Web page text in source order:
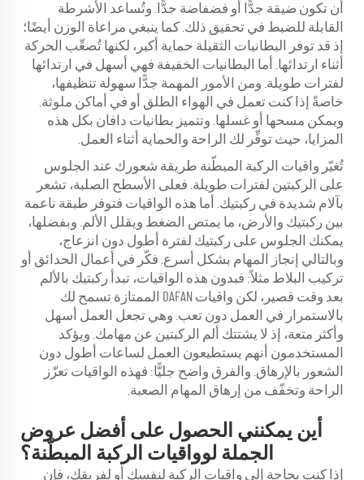
أن تكون ضيقة جدًّا أو فضفاضة جدًّا. وتُساعد الأشرطة
القابلة للضبط في تحقيق ذلك. كما ينبغي مراعاة الوزن أيضًا؛
إذ قد توفر البطانيات الثقيلة حماية أكبر، لكنها تُصعِّب الحركة
أثناء ارتدائها. أما البطانيات الخفيفة فهي أسهل في ارتدائها
لفترات طويلة. ومن الأمور المهمة جدًّا سهولة تنظيفها،
خاصةً إذا كنت تعمل في الهواء الطلق أو في أماكن ملوثة.
ويمكن مسحها أو غسلها. وتتميز بطانيات دافان بكل هذه
المزايا، حيث توفِّر لك الراحة والحماية أثناء العمل.
تُغيّر واقيات الركبة المبطّنة طريقة شعورك عند الجلوس
على الركبتين لفترات طويلة. فعلى الأسطح الصلبة، تشعر
بآلام شديدة في ركبتيك. أما هذه الواقيات فتوفر طبقة ناعمة
بين ركبتيك والأرض، ما يمتص الضغط ويقلل الألم. وبفضلها،
يمكنك الجلوس على ركبتيك لفترة أطول دون انزعاج،
وبالتالي إنجاز المهام بشكل أسرع. فكّر في أعمال الحدائق أو
تركيب البلاط مثلاً: فبدون هذه الواقيات، تبدأ ركبتيك بالألم
بعد وقت قصير، لكن واقيات DAFAN الممتازة تسمح لك
بالاستمرار في العمل دون تعب. وهي تجعل العمل أسهل
وأكثر متعة، إذ لا يشتتك ألم الركبتين عن مهامك. ويؤكد
المستخدمون أنهم يستطيعون العمل لساعات أطول دون
الشعور بالإرهاق. والفرق واضح جليًّا: فهذه الواقيات تعزّز
الراحة وتخفّف من إرهاق المهام الصعبة.
أين يمكنني الحصول على أفضل عروض
الجملة لوواقيات الركبة المبطّنة؟
إذا كنت بحاجة إلى واقيات الركبة لنفسك أو لفريقك، فإن